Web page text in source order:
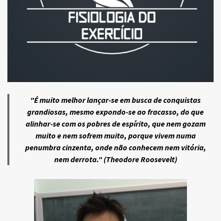
"É muito melhor lançar-se em busca de conquistas
grandiosas, mesmo expondo-se ao fracasso, do que
alinhar-se com os pobres de espírito, que nem gozam
muito e nem sofrem muito, porque vivem numa
penumbra cinzenta, onde não conhecem nem vitória,
nem derrota." (Theodore Roosevelt)